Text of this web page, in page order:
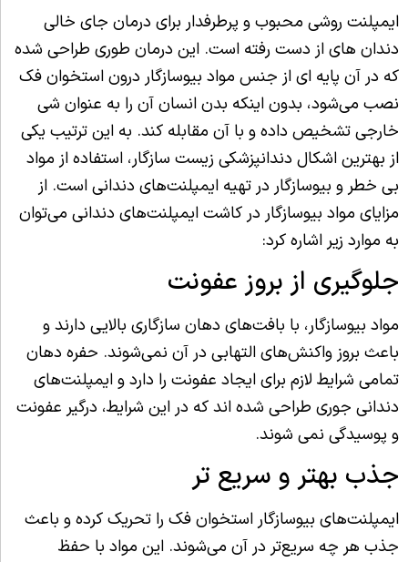
ایمپلنت روشی محبوب و پرطرفدار برای درمان جای خالی
دندان های از دست رفته است. این درمان طوری طراحی شده
که در آن پایه ای از جنس مواد بیوسازگار درون استخوان فک
نصب می‌شود، بدون اینکه بدن انسان آن را به عنوان شی
خارجی تشخیص داده و با آن مقابله کند. به این ترتیب یکی
از بهترین اشکال دندانپزشکی زیست سازگار، استفاده از مواد
بی خطر و بیوسازگار در تهیه ایمپلنت‌های دندانی است. از
مزایای مواد بیوسازگار در کاشت ایمپلنت‌های دندانی می‌توان
به موارد زیر اشاره کرد:
جلوگیری از بروز عفونت
مواد بیوسازگار، با بافت‌های دهان سازگاری بالایی دارند و
باعث بروز واکنش‌های التهابی در آن نمی‌شوند. حفره دهان
تمامی شرایط لازم برای ایجاد عفونت را دارد و ایمپلنت‌های
دندانی جوری طراحی شده اند که در این شرایط، درگیر عفونت
و پوسیدگی نمی شوند.
جذب بهتر و سریع تر
ایمپلنت‌های بیوسازگار استخوان فک را تحریک کرده و باعث
جذب هر چه سریع‌تر در آن می‌شوند. این مواد با حفظ